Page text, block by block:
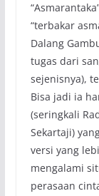
“terbakar
Dalang
tugas dari
sejenisnya),
Bisa jadi ia
(seringkali
Sekartaji)
versi yang
mengalami
perasaan